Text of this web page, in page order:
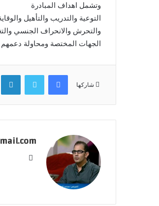
وتشمل اهداف المبادرة
التوعية والتدريب والتأهيل
والتحرش والانحراف الجنسي
الجهات المختصة ومحاولة دعمهم
شاركها
فيسبوك تويتر